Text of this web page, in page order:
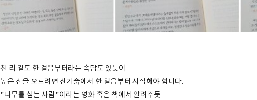
천 리 길도 한 걸음부터라는 속담도 있듯이
높은 산을 오르려면 산기슭에서 한 걸음부터 시작해야 합니다.
"나무를 심는 사람"이라는 영화 혹은 책에서 알려주듯